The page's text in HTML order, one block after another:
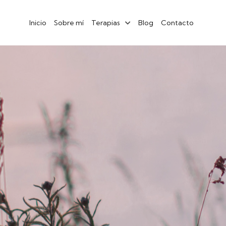
Inicio Sobre mí Terapias Blog Contacto